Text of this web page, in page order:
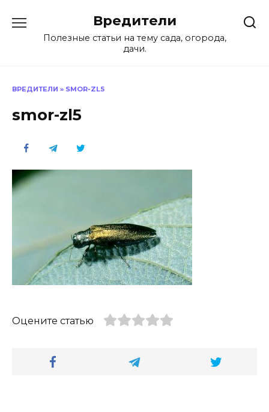
содержанию
Вредители
Полезные статьи на тему сада, огорода,
дачи.
ВРЕДИТЕЛИ » SMOR-ZL5
smor-zl5
Оцените статью